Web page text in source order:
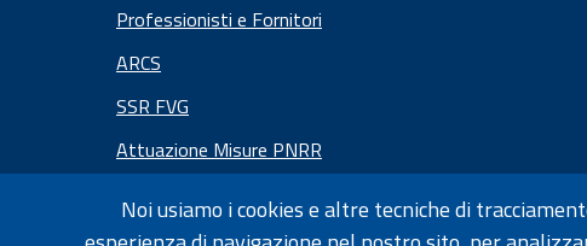
Professionisti e Fornitori
ARCS
SSR FVG
Attuazione Misure PNRR
Informativa privacy Dichiarazione di accessibilità
Noi usiamo i cookies e altre tecniche di